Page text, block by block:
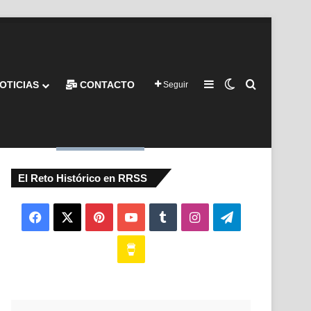
CONTACTO Seguir Barra lateral
Switch skin
El Reto Histórico en RRSS
Facebook PinterestYouTubeTumblrInstagramTelegram